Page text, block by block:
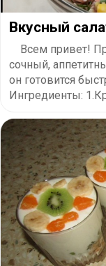
Вкусный
Всем привет!
сочный,
он готовится
Ингредиенты: